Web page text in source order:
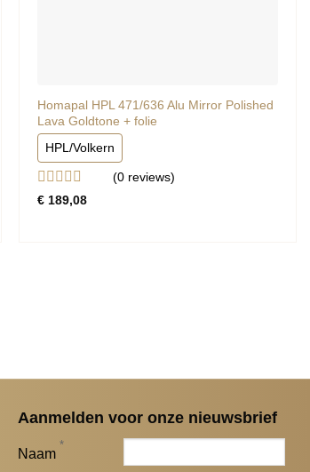
Homapal HPL 471/636 Alu Mirror Polished
Lava Goldtone + folie
HPL/Volkern
Gewaardeerd
(0 reviews)
€ 189,08
Aanmelden voor onze nieuwsbrief
Naam
*